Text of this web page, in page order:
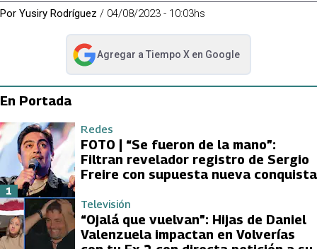
Por Yusiry Rodríguez / 04/08/2023 - 10:03hs
Agregar a Tiempo Xen Google
abre en nueva pestaña
En Portada
Redes
FOTO | “Se fueron de la mano”:
Filtran revelador registro de Sergio
Freire con supuesta nueva conquista
1
Televisión
“Ojalá que vuelvan”: Hijas de Daniel
Valenzuela impactan en Volverías